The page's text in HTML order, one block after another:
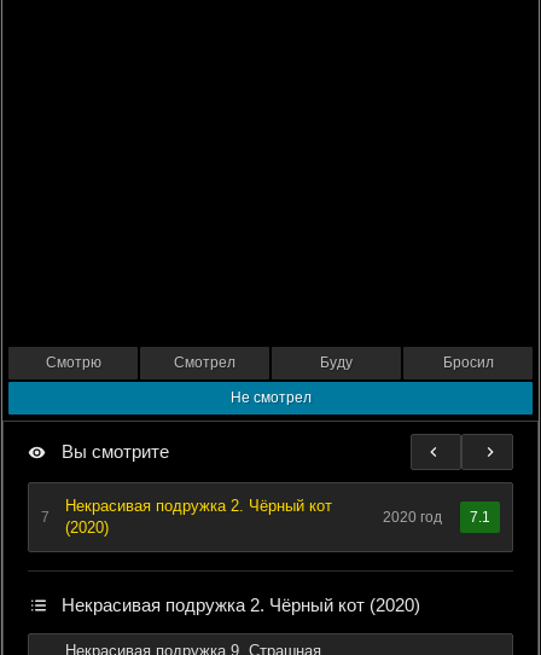
Смотрю Смотрел Буду Бросил
Не смотрел
Вы смотрите
7
Некрасивая подружка 2. Чёрный кот
(2020)
2020 год 7.1
Некрасивая подружка 2. Чёрный кот (2020)
Некрасивая подружка 9. Страшная,